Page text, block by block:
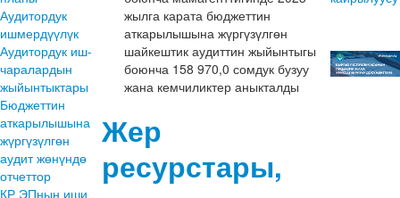
Аудитордук
ишмердүүлүк
Аудитордук иш-
чаралардын
жыйынтыктары
Бюджеттин
аткарылышына
жүргүзүлгөн
аудит жөнүндө
отчеттор
КР ЭПнын иши
жылга карата бюджеттин
аткарылышына жүргүзүлгөн
шайкештик аудиттин жыйынтыгы
боюнча 158 970,0 сомдук бузуу
жана кемчиликтер аныкталды
Жер
ресурстары,